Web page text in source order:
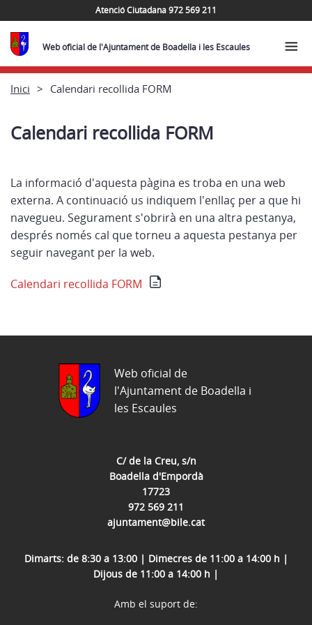
Atenció Ciutadana 972 569 211
Web oficial de l'Ajuntament de Boadella i les Escaules
Inici Calendari recollida FORM
Calendari recollida FORM
La informació d'aquesta pàgina es troba en una web
externa. A continuació us indiquem l'enllaç per a que hi
navegueu. Segurament s'obrirà en una altra pestanya,
després només cal que torneu a aquesta pestanya per
seguir navegant per la web.
Calendari recollida FORM
C/ de la Creu, s/n
Boadella d'Empordà
17723
972 569 211
ajuntament@bile.cat
Dimarts: de 8:30 a 13:00 | Dimecres de 11:00 a 14:00 h |
Dijous de 11:00 a 14:00 h |
Web oficial de
l'Ajuntament de Boadella i
les Escaules
Amb el suport de: